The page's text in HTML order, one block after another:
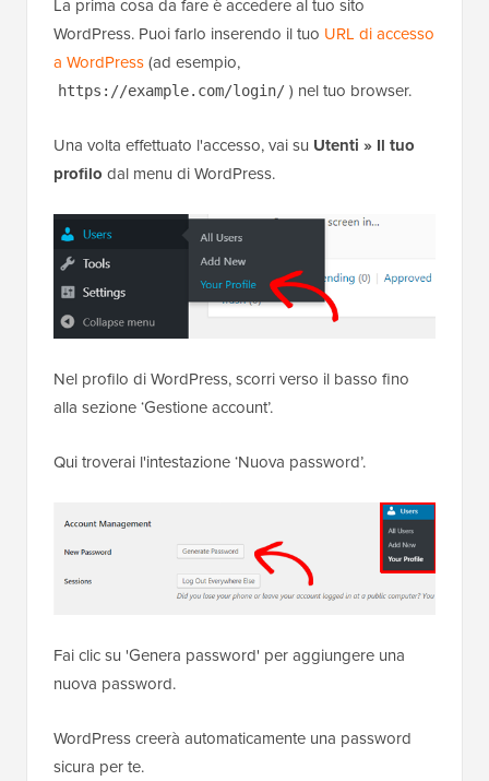
La prima cosa da fare è accedere al tuo sito
WordPress. Puoi farlo inserendo il tuo URL di accesso
a WordPress(ad esempio,
https://example.com/login/ ) nel tuo browser.
Una volta effettuato l'accesso, vai su Utenti » Il tuo
profilo dal menu di WordPress.
Nel profilo di WordPress, scorri verso il basso fino
alla sezione ‘Gestione account’.
Qui troverai l'intestazione ‘Nuova password’.
Fai clic su 'Genera password' per aggiungere una
nuova password.
WordPress creerà automaticamente una password
sicura per te.